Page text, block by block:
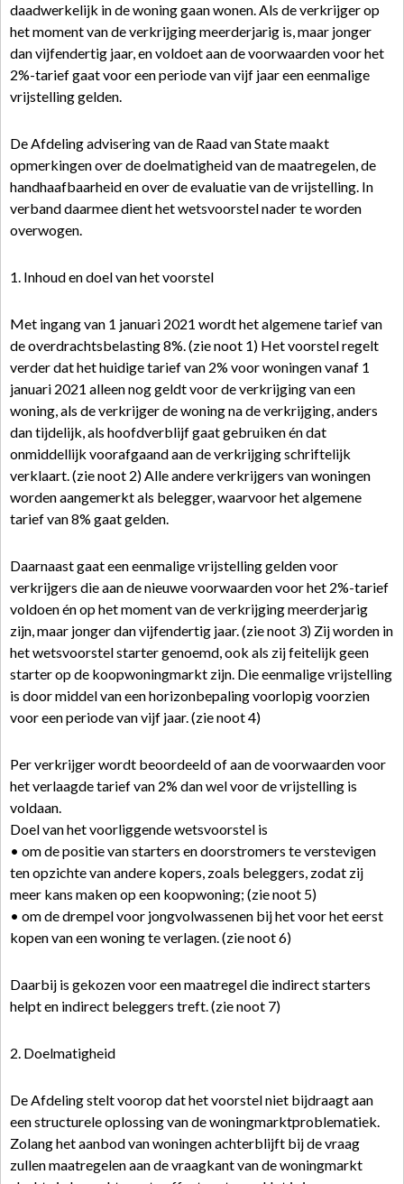
daadwerkelijk in de woning gaan wonen. Als de verkrijger op
het moment van de verkrijging meerderjarig is, maar jonger
dan vijfendertig jaar, en voldoet aan de voorwaarden voor het
2%-tarief gaat voor een periode van vijf jaar een eenmalige
vrijstelling gelden.
De Afdeling advisering van de Raad van State maakt
opmerkingen over de doelmatigheid van de maatregelen, de
handhaafbaarheid en over de evaluatie van de vrijstelling. In
verband daarmee dient het wetsvoorstel nader te worden
overwogen.
1. Inhoud en doel van het voorstel
Met ingang van 1 januari 2021 wordt het algemene tarief van
de overdrachtsbelasting 8%. (zie noot 1) Het voorstel regelt
verder dat het huidige tarief van 2% voor woningen vanaf 1
januari 2021 alleen nog geldt voor de verkrijging van een
woning, als de verkrijger de woning na de verkrijging, anders
dan tijdelijk, als hoofdverblijf gaat gebruiken én dat
onmiddellijk voorafgaand aan de verkrijging schriftelijk
verklaart. (zie noot 2) Alle andere verkrijgers van woningen
worden aangemerkt als belegger, waarvoor het algemene
tarief van 8% gaat gelden.
Daarnaast gaat een eenmalige vrijstelling gelden voor
verkrijgers die aan de nieuwe voorwaarden voor het 2%-tarief
voldoen én op het moment van de verkrijging meerderjarig
zijn, maar jonger dan vijfendertig jaar. (zie noot 3) Zij worden in
het wetsvoorstel starter genoemd, ook als zij feitelijk geen
starter op de koopwoningmarkt zijn. Die eenmalige vrijstelling
is door middel van een horizonbepaling voorlopig voorzien
voor een periode van vijf jaar. (zie noot 4)
Per verkrijger wordt beoordeeld of aan de voorwaarden voor
het verlaagde tarief van 2% dan wel voor de vrijstelling is
voldaan.
Doel van het voorliggende wetsvoorstel is
• om de positie van starters en doorstromers te verstevigen
ten opzichte van andere kopers, zoals beleggers, zodat zij
meer kans maken op een koopwoning; (zie noot 5)
• om de drempel voor jongvolwassenen bij het voor het eerst
kopen van een woning te verlagen. (zie noot 6)
Daarbij is gekozen voor een maatregel die indirect starters
helpt en indirect beleggers treft. (zie noot 7)
2. Doelmatigheid
De Afdeling stelt voorop dat het voorstel niet bijdraagt aan
een structurele oplossing van de woningmarktproblematiek.
Zolang het aanbod van woningen achterblijft bij de vraag
zullen maatregelen aan de vraagkant van de woningmarkt